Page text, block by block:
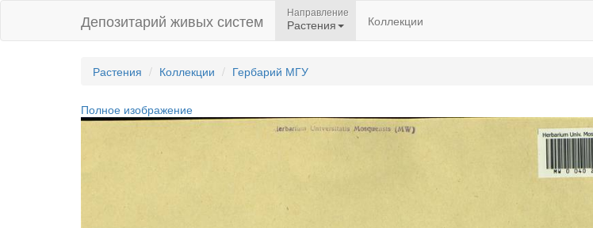
Депозитарий живых систем Направление
Растения Коллекции
Растения Коллекции Гербарий МГУ
Полное изображение